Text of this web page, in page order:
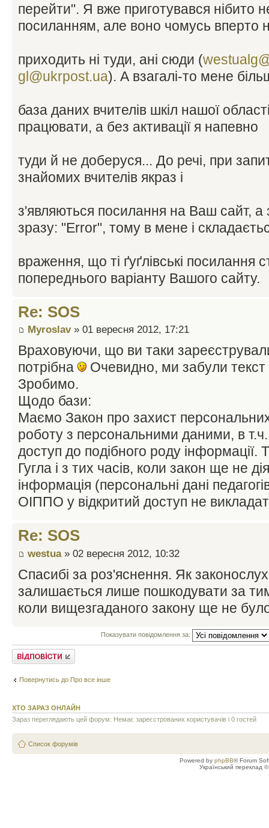
перейти". Я вже приготувався нібито
посиланням, але воно чомусь вперто
приходить ні туди, ані сюди (
gl@ukrpost.ua). А взагалі-то мене
база даних вчителів шкіл нашої
працювати, а без активації я напевно
туди й не доберуся... До речі, при
знайомих вчителів якраз і
з'являються посилання на Ваш сайт,
зразу: "Error", тому в мене і
враження, що ті ґуґлівські посилання
попереднього варіанту Вашого сайту.
Re: SOS
Myroslav» 01 вересня 2012, 17:21
Враховуючи, що ви таки
потрібна
Очевидно, ми забули
Зробимо.
Щодо бази:
Маємо Закон про захист
роботу з персональними даними, в
доступ до подібного роду
Гугла і з тих часів, коли закон ще не
інформація (персональні дані
ОІППО у відкритий доступ не
Re: SOS
westua» 02 вересня 2012, 10:32
Спасибі за роз'яснення. Як
залишається лише пошкодувати за
коли вищезгаданого закону ще не
Показувати повідомлення за:
Відповісти
Повернутись до Про все інше
ХТО ЗАРАЗ ОНЛАЙН
Зараз переглядають цей форум: Немає зареєстрованих користувачів і 0 гостей
Список форумів
Powered by phpBB® Forum
Український переклад